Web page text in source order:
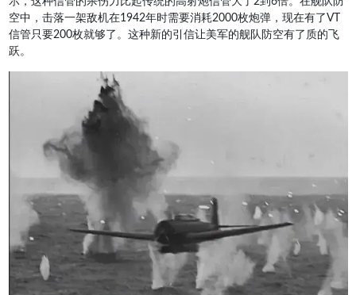
空中，击落一架敌机在1942年时需要消耗2000枚炮弹，现在有了VT
信管只要200枚就够了。这种新的引信让美军的舰队防空有了质的飞
跃。